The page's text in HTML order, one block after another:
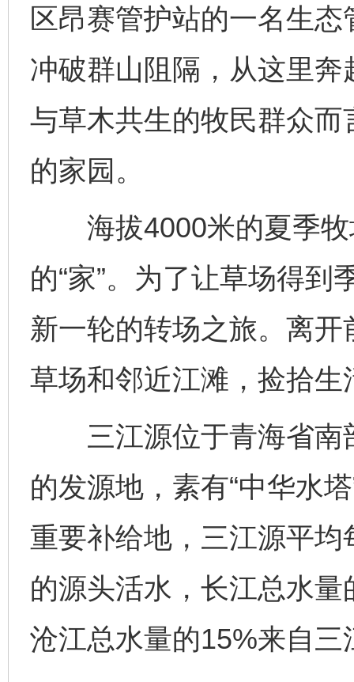
区昂赛管护站的一名生
冲破群山阻隔，从这里
与草木共生的牧民群众
的家园。
海拔4000米的夏季牧
的“家”。为了让草场得
新一轮的转场之旅。离
草场和邻近江滩，捡拾生
三江源位于青海省南
的发源地，素有“中华水
重要补给地，三江源平
的源头活水，长江总水
沧江总水量的15%来自三